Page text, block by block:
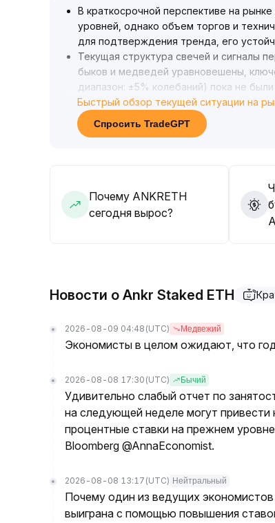
В краткосрочной перспективе на
уровней, однако объем торгов и
для подтверждения тренда, его
Текущая структура свечей и сигналы
быков и медведей уравновешены,
диапазон: ±5% колебаний) пока не
Рекомендуется инвесторам проявлять
внимательно отслеживать динамику
решения о наращивании позиций
Быстрый обзор текущей ситуации на
Спросить TradeGPT
Почему ANKRETH
сегодня вырос?
Новости о Ankr Staked ETH
2026-08-09 04:48 (UTC) Медвежий
Экономисты в целом ожидают, что
2026-08-08 17:30 (UTC) Бычий
Удивительно слабый отчет по
на следующей неделе могут привести
процентные ставки на прежнем
Bloomberg @AnnaEconomist.
2026-08-08 13:17 (UTC) Нейтральный
Почему один из ведущих
выиграна с помощью повышения